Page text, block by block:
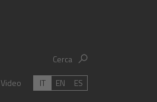
Cerca
Video IT EN ES